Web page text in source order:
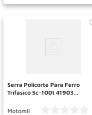
Serra Policorte Para Ferro
Trifasico Sc-100t 41903
Motomil